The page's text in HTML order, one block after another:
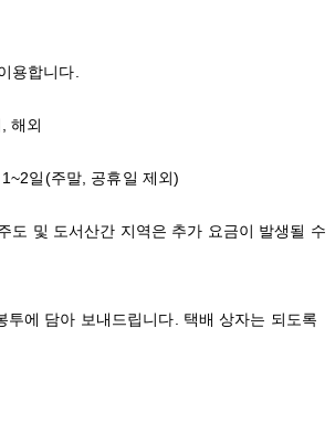
용합니다.
해외
일(주말, 공휴일 제외)
도 및 도서산간 지역은 추가 요금이 발생될 수
투에 담아 보내드립니다. 택배 상자는 되도록